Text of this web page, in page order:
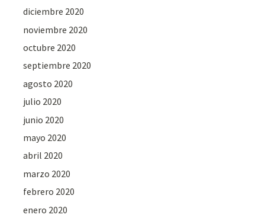
diciembre 2020
noviembre 2020
octubre 2020
septiembre 2020
agosto 2020
julio 2020
junio 2020
mayo 2020
abril 2020
marzo 2020
febrero 2020
enero 2020